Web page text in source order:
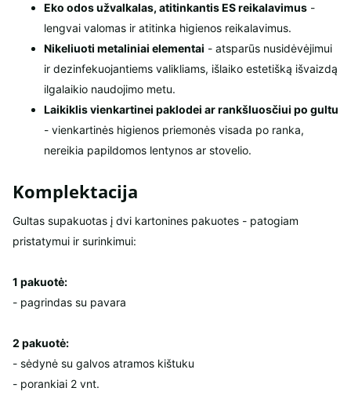
Eko odos užvalkalas, atitinkantis ES reikalavimus -
lengvai valomas ir atitinka higienos reikalavimus.
Nikeliuoti metaliniai elementai - atsparūs nusidėvėjimui
ir dezinfekuojantiems valikliams, išlaiko estetišką išvaizdą
ilgalaikio naudojimo metu.
Laikiklis vienkartinei paklodei ar rankšluosčiui po gultu
- vienkartinės higienos priemonės visada po ranka,
nereikia papildomos lentynos ar stovelio.
Komplektacija
Gultas supakuotas į dvi kartonines pakuotes - patogiam
pristatymui ir surinkimui:
1 pakuotė:
- pagrindas su pavara
2 pakuotė:
- sėdynė su galvos atramos kištuku
- porankiai 2 vnt.